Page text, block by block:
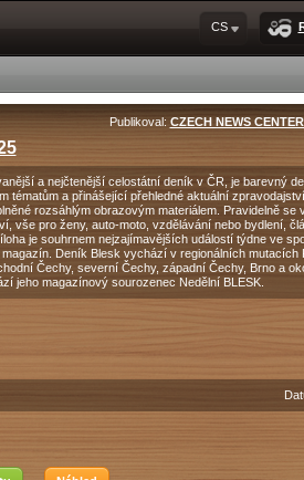
CS
Publikoval: CZECH NEWS
a nejčtenější celostátní deník v ČR, je barevný
tématům a přinášející přehledné aktuální
rozsáhlým obrazovým materiálem. Pravidelně se
vše pro ženy, auto-moto, vzdělávání nebo bydlení,
je souhrnem nejzajímavějších událostí týdne ve
Deník Blesk vychází v regionálních mutacích
Čechy, severní Čechy, západní Čechy, Brno a
jeho magazínový sourozenec Nedělní BLESK.